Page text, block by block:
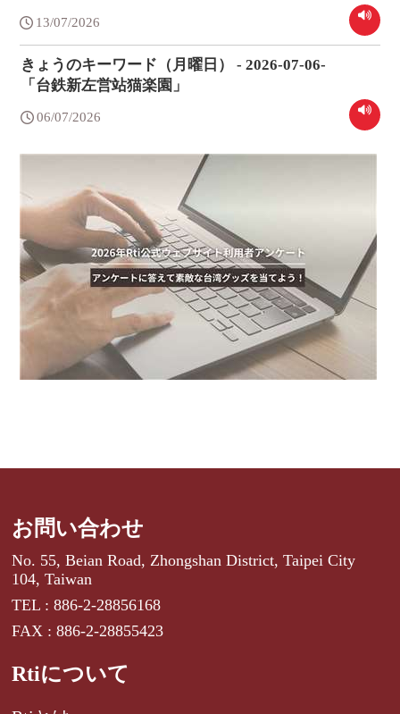
13/07/2026
きょうのキーワード（月曜日） - 2026-07-06-
「台鉄新左営站猫楽園」
06/07/2026
お問い合わせ
No. 55, Beian Road, Zhongshan District, Taipei City
104, Taiwan
TEL : 886-2-28856168
FAX : 886-2-28855423
Rtiについて